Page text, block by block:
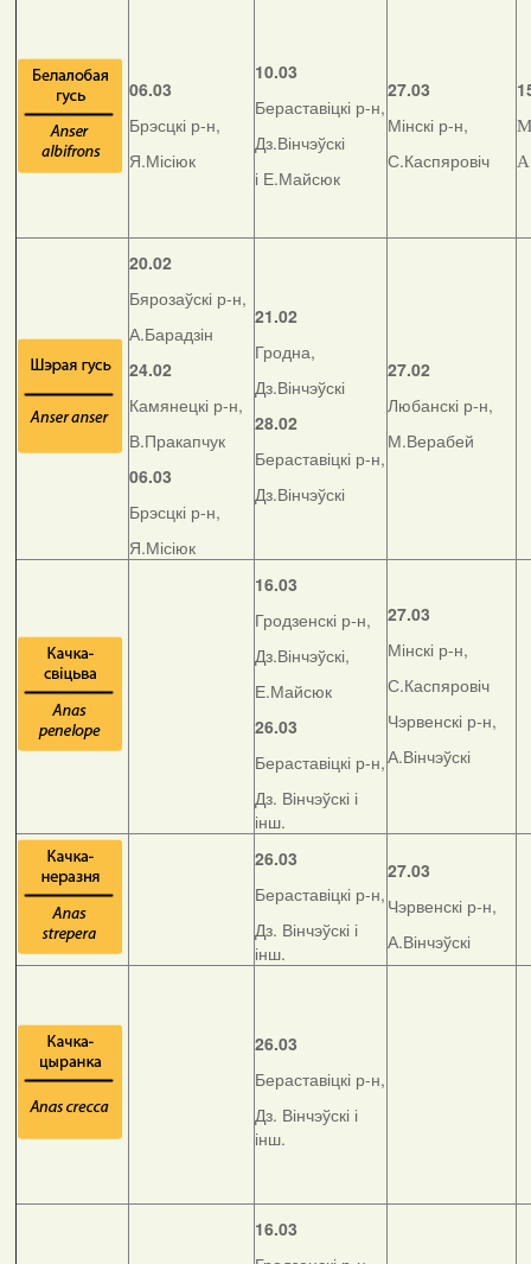
06.03
Брэсцкі р-н,
Я.Місіюк
10.03
Бераставіцкі р-н,
Дз.Вінчэўскі
і Е.Майсюк
27.03
Мінскі р-н,
С.Каспяровіч
20.02
Бярозаўскі р-н,
А.Барадзін
24.02
Камянецкі р-н,
В.Пракапчук
06.03
Брэсцкі р-н,
Я.Місіюк
21.02
Гродна,
Дз.Вінчэўскі
28.02
Бераставіцкі р-н,
Дз.Вінчэўскі
27.02
Любанскі р-н,
М.Верабей
16.03
Гродзенскі р-н,
Дз.Вінчэўскі,
Е.Майсюк
26.03
Бераставіцкі р-н,
Дз. Вінчэўскі і
інш.
27.03
Мінскі р-н,
С.Каспяровіч
Чэрвенскі р-н,
А.Вінчэўскі
26.03
Бераставіцкі р-н,
Дз. Вінчэўскі і
інш.
27.03
Чэрвенскі р-н,
А.Вінчэўскі
26.03
Бераставіцкі р-н,
Дз. Вінчэўскі і
інш.
16.03